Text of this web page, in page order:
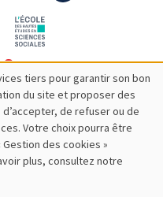
tiers pour garantir son bon
du site et proposer des
de refuser ou de
Votre choix pourra être
des cookies »
plus, consultez notre